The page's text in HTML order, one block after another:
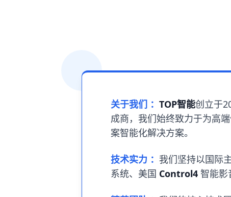
关于我们 ： TOP智能创立于
成商，我们始终致力于为高
案智能化解决方案。
技术实力 ： 我们坚持以国际
系统、美国 Control4 智能影